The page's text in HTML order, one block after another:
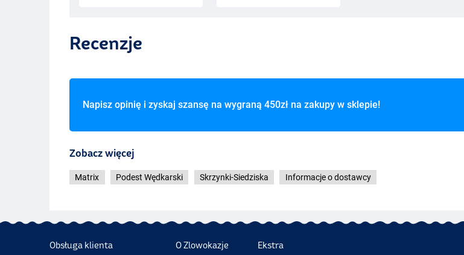
Recenzje
Napisz opinię i zyskaj szansę na wygraną 450zł na zakupy w sklepie!
Zobacz więcej
Matrix Podest Wędkarski Skrzynki-Siedziska Informacje o dostawcy
Obsługa klienta O Zlowokazje Ekstra